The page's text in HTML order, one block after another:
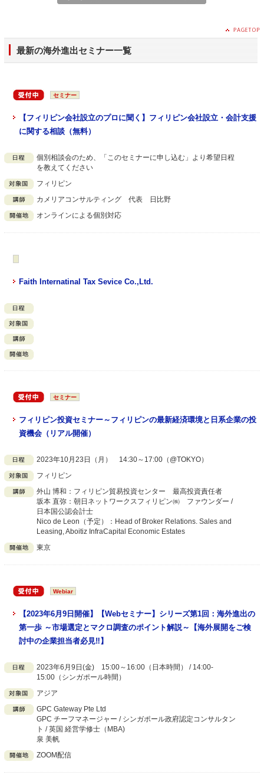
最新の海外進出セミナー一覧
セミナー
【フィリピン会社設立のプロに聞く】フィリピン会社設立・会計支援
に関する相談（無料）
個別相談会のため、「このセミナーに申し込む」より希望日程
を教えてください
フィリピン
カメリアコンサルティング 代表 日比野
オンラインによる個別対応
Faith Internatinal Tax Sevice Co.,Ltd.
セミナー
フィリピン投資セミナー～フィリピンの最新経済環境と日系企業の投
資機会（リアル開催）
2023年10月23日（月） 14:30～17:00（@TOKYO）
フィリピン
外山 博和：フィリピン貿易投資センター 最高投資責任者
坂本 直弥：朝日ネットワークスフィリピン㈱ ファウンダー /
日本国公認会計士
Nico de Leon（予定）：Head of Broker Relations. Sales and
Leasing, Aboitiz InfraCapital Economic Estates
東京
Webiar
【2023年6月9日開催】【Webセミナー】シリーズ第1回：海外進出の
第一歩 ～市場選定とマクロ調査のポイント解説～【海外展開をご検
討中の企業担当者必見‼】
2023年6月9日(金) 15:00～16:00（日本時間） / 14:00-
15:00（シンガポール時間）
アジア
GPC Gateway Pte Ltd
GPC チーフマネージャー / シンガポール政府認定コンサルタン
ト / 英国 経営学修士（MBA)
泉 美帆
ZOOM配信